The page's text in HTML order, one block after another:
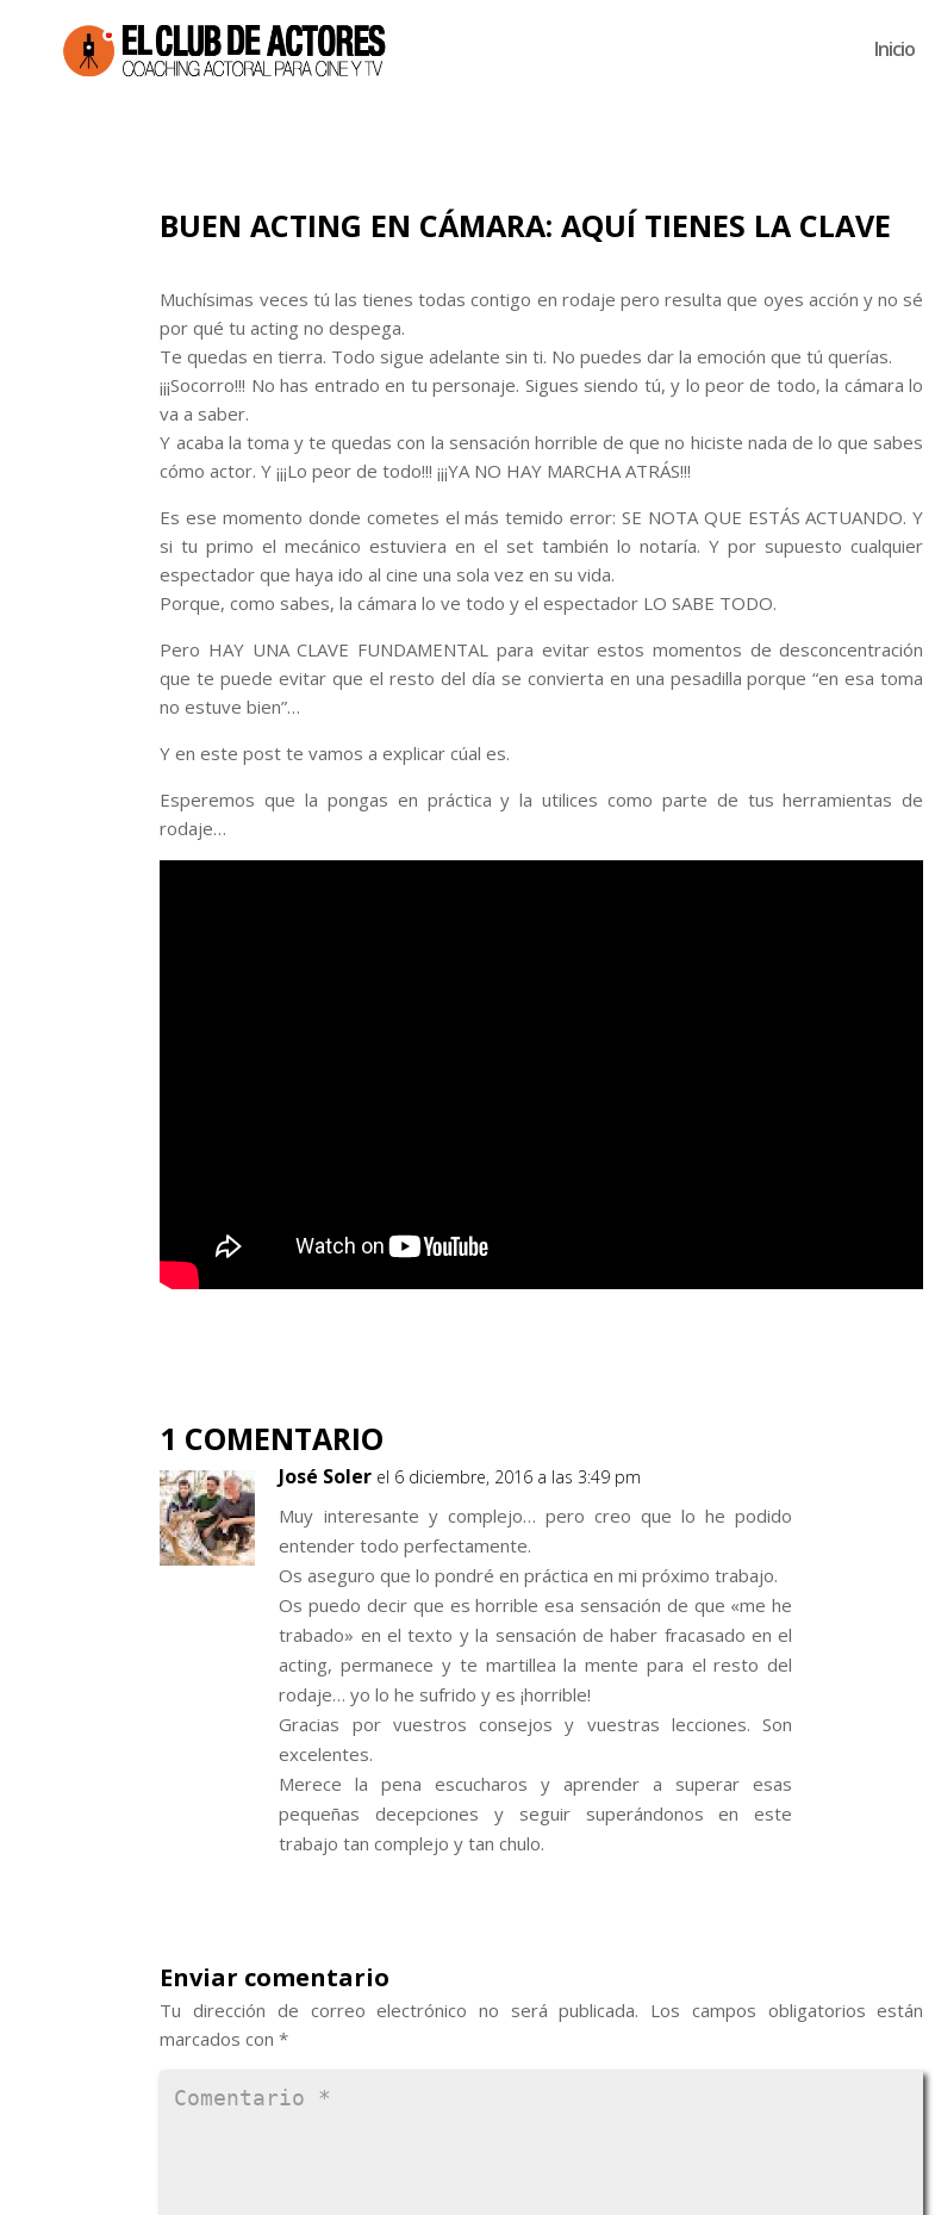
Inicio
BUEN ACTING EN CÁMARA: AQUÍ TIENES LA CLAVE
Muchísimas veces tú las tienes todas contigo en rodaje pero resulta que oyes acción y no sé
por qué tu acting no despega.
Te quedas en tierra. Todo sigue adelante sin ti. No puedes dar la emoción que tú querías.
¡¡¡Socorro!!! No has entrado en tu personaje. Sigues siendo tú, y lo peor de todo, la cámara lo
va a saber.
Y acaba la toma y te quedas con la sensación horrible de que no hiciste nada de lo que sabes
cómo actor. Y ¡¡¡Lo peor de todo!!! ¡¡¡YA NO HAY MARCHA ATRÁS!!!
Es ese momento donde cometes el más temido error: SE NOTA QUE ESTÁS ACTUANDO. Y
si tu primo el mecánico estuviera en el set también lo notaría. Y por supuesto cualquier
espectador que haya ido al cine una sola vez en su vida.
Porque, como sabes, la cámara lo ve todo y el espectador LO SABE TODO.
Pero HAY UNA CLAVE FUNDAMENTAL para evitar estos momentos de desconcentración
que te puede evitar que el resto del día se convierta en una pesadilla porque “en esa toma
no estuve bien”…
Y en este post te vamos a explicar cúal es.
Esperemos que la pongas en práctica y la utilices como parte de tus herramientas de
rodaje…
1 COMENTARIO
José Soler el 6 diciembre, 2016 a las 3:49 pm
Muy interesante y complejo… pero creo que lo he podido
entender todo perfectamente.
Os aseguro que lo pondré en práctica en mi próximo trabajo.
Os puedo decir que es horrible esa sensación de que «me he
trabado» en el texto y la sensación de haber fracasado en el
acting, permanece y te martillea la mente para el resto del
rodaje… yo lo he sufrido y es ¡horrible!
Gracias por vuestros consejos y vuestras lecciones. Son
excelentes.
Merece la pena escucharos y aprender a superar esas
pequeñas decepciones y seguir superándonos en este
trabajo tan complejo y tan chulo.
Enviar comentario
Tu dirección de correo electrónico no será publicada. Los campos obligatorios están
marcados con*